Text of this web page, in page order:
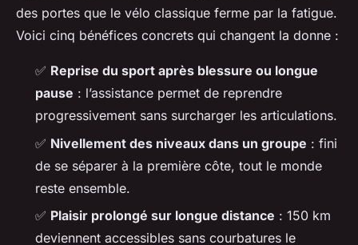
des portes que le vélo classique ferme par la fatigue.
Voici cinq bénéfices concrets qui changent la donne :
✅ Reprise du sport après blessure ou longue
pause : l’assistance permet de reprendre
progressivement sans surcharger les articulations.
✅ Nivellement des niveaux dans un groupe : fini
de se séparer à la première côte, tout le monde
reste ensemble.
✅ Plaisir prolongé sur longue distance : 150 km
deviennent accessibles sans courbatures le